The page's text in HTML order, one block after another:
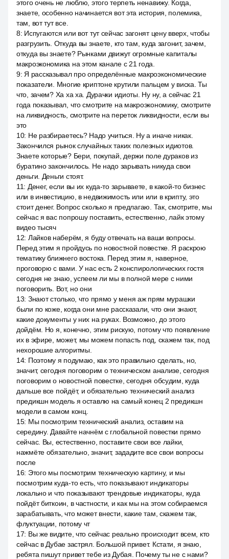
этого очень не люблю, этого терпеть ненавижу. Когда,
знаете, особенно начинается вот эта история, полемика,
там, вот тут все.
8: Испугаются или вот тут сейчас загонят цену вверх, чтобы
разгрузить. Откуда вы знаете, кто там, куда загонит, зачем,
откуда вы знаете? Рынками движут огромные капиталы
макроэкономика на этом канале с 21 года.
9: Я рассказывал про определённые макроэкономические
показатели. Многие криптоне крутили пальцем у виска. Ты
что, зачем? Ха ха ха. Дурачки идиоты. Ну ну, а сейчас 21
года показывал, что смотрите на макроэкономику, смотрите
на ликвидность, смотрите на переток ликвидности, если вы
это
10: Не разбираетесь? Надо учиться. Ну а иначе никак.
Закончился рынок случайных таких полезных идиотов.
Знаете которые? Бери, покупай, держи поле дураков из
буратино закончилось. Не надо зарывать никуда свои
деньги. Деньги стоят.
11: Денег, если вы их куда-то зарываете, в какой-то бизнес
или в инвестицию, в недвижимость или или в крипту, это
стоит денег. Вопрос сколько я предлагаю. Так, смотрите, мы
сейчас я вас попрошу поставить, естественно, лайк этому
видео тысяч
12: Лайков наберём, я буду отвечать на ваши вопросы.
Перед этим я пройдусь по новостной повестке. Я раскрою
тематику ближнего востока. Перед этим я, наверное,
проговорю с вами. У нас есть 2 конспирологических гостя
сегодня не знаю, успеем ли мы в полной мере с ними
поговорить. Вот, но они
13: Знают столько, что прямо у меня аж прям мурашки
были по коже, когда они мне рассказали, что они знают,
какие документы у них на руках. Возможно, до этого
дойдём. Но я, конечно, этим рискую, потому что появление
их в эфире, может, мы можем попасть под, скажем так, под
нехорошие алгоритмы.
14: Поэтому я подумаю, как это правильно сделать, но,
значит, сегодня поговорим о техническом анализе, сегодня
поговорим о новостной повестке, сегодня обсудим, куда
дальше все пойдёт, и обязательно технический анализ
предикшн модель я оставлю на самый конец 2 предикшн
модели в самом конц.
15: Мы посмотрим технический анализ, оставим на
середину. Давайте начнём с глобальной повестки прямо
сейчас. Вы, естественно, поставите свои все лайки,
нажмёте обязательно, значит, зададите все свои вопросы
после
16: Этого мы посмотрим техническую картину, и мы
посмотрим куда-то есть, что показывают индикаторы
локально и что показывают трендовые индикаторы, куда
пойдёт биткоин, в частности, и как мы на этом собираемся
зарабатывать, что может внести, какие там, скажем так,
флуктуации, потому чт
17: Вы же видите, что сейчас реально происходит всем, кто
сейчас в Дубае застрял. Большой привет. Кстати, я знаю,
ребята пишут привет тебе из Дубая. Почему ты не с нами?